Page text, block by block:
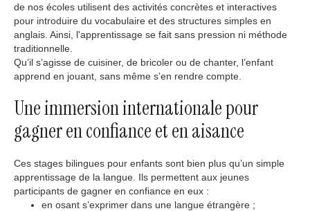
de nos écoles utilisent des activités concrètes et interactives
pour introduire du vocabulaire et des structures simples en
anglais. Ainsi, l'apprentissage se fait sans pression ni méthode
traditionnelle.
Qu’il s’agisse de cuisiner, de bricoler ou de chanter, l’enfant
apprend en jouant, sans même s’en rendre compte.
Une immersion internationale pour
gagner en confiance et en aisance
Ces stages bilingues pour enfants sont bien plus qu’un simple
apprentissage de la langue. Ils permettent aux jeunes
participants de gagner en confiance en eux :
en osant s’exprimer dans une langue étrangère ;